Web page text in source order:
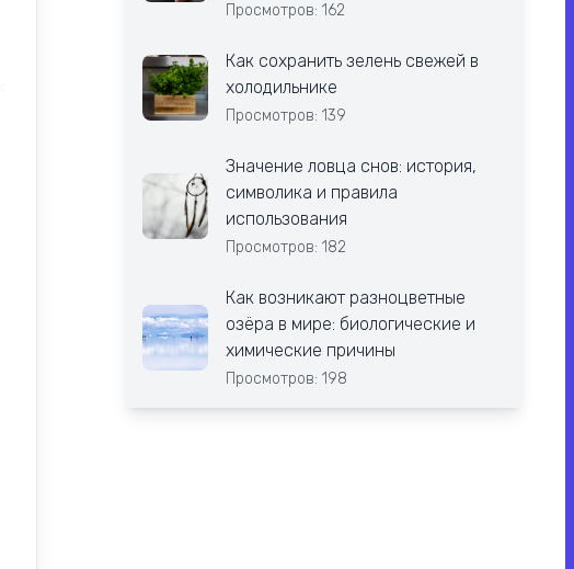
Просмотров: 162
Как сохранить зелень свежей в
холодильнике
Просмотров: 139
Значение ловца снов: история,
символика и правила
использования
Просмотров: 182
Как возникают разноцветные
озёра в мире: биологические и
химические причины
Просмотров: 198